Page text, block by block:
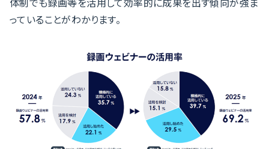
っていることがわかります。